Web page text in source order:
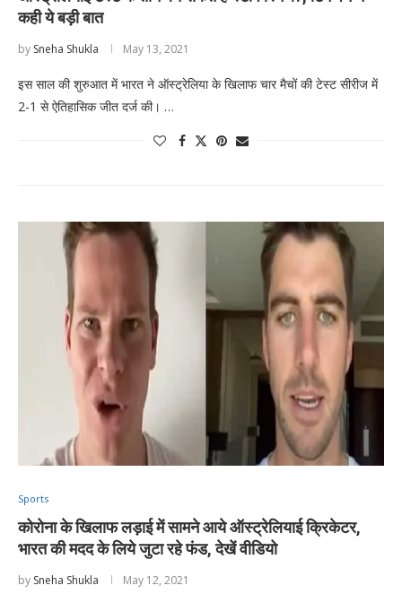
कही ये बड़ी बात
by Sneha Shukla May 13, 2021
इस साल की शुरुआत में भारत ने ऑस्ट्रेलिया के खिलाफ चार मैचों की टेस्ट सीरीज में
2-1 से ऐतिहासिक जीत दर्ज की। …
Sports
कोरोना के खिलाफ लड़ाई में सामने आये ऑस्ट्रेलियाई क्रिकेटर,
भारत की मदद के लिये जुटा रहे फंड, देखें वीडियो
by Sneha Shukla May 12, 2021